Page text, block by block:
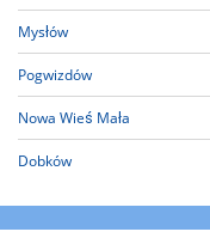
Mysłów
Pogwizdów
Nowa Wieś Mała
Dobków